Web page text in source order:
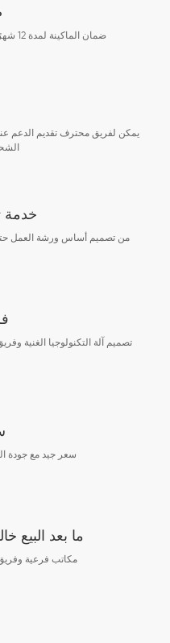
ضمان الماكينة لمدة 12 شهرًا بعد تشغيل الاختبار
يمكن لفريق محترف تقديم الدعم
خدمة
من تصميم أساس ورشة العمل
تصميم آلة التكنولوجيا الغنية
سعر جيد مع جودة
ما بعد البيع
مكاتب فرعية